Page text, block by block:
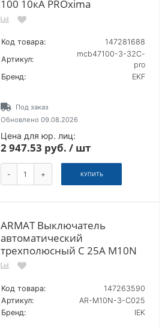
100 10кА PROxima
Код товара:
147281688
Артикул:
mcb47100-3-32C-
pro
Бренд:
EKF
Под заказ
Обновлено 09.08.2026
Цена для юр. лиц:
2 947.53 руб. / шт
- + КУПИТЬ
ARMAT Выключатель
автоматический
трехполюсный C 25А M10N
Код товара:
147263590
Артикул:
AR-M10N-3-C025
Бренд:
IEK